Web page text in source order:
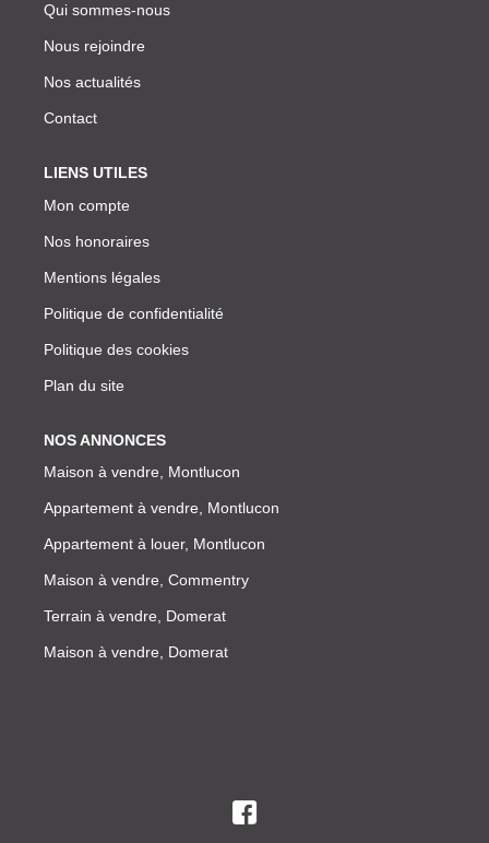
Qui sommes-nous
Nous rejoindre
Nos actualités
Contact
LIENS UTILES
Mon compte
Nos honoraires
Mentions légales
Politique de confidentialité
Politique des cookies
Plan du site
NOS ANNONCES
Maison à vendre, Montlucon
Appartement à vendre, Montlucon
Appartement à louer, Montlucon
Maison à vendre, Commentry
Terrain à vendre, Domerat
Maison à vendre, Domerat